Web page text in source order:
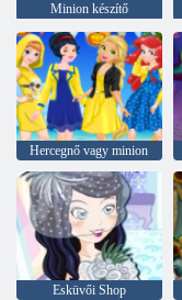
Minion készítő
Hercegnő vagy minion
Esküvői Shop